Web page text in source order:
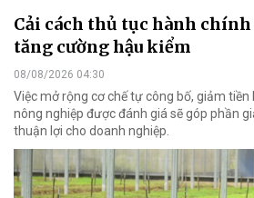
Cải cách thủ tục hành
tăng cường hậu kiểm
08/08/2026 04:30
Việc mở rộng cơ chế tự công bố, giảm
nông nghiệp được đánh giá sẽ góp phần
thuận lợi cho doanh nghiệp.